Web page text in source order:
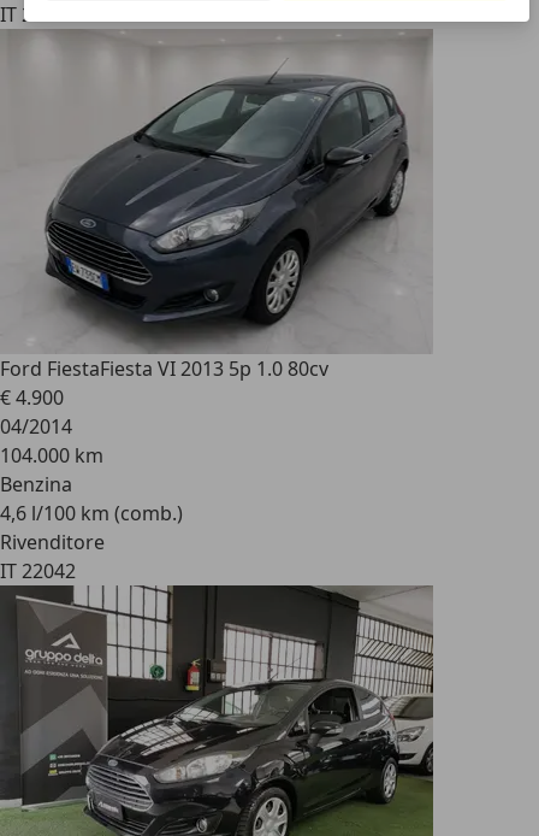
IT 20051
Ford FiestaFiesta VI 2013 5p 1.0 80cv
€ 4.900
04/2014
104.000 km
Benzina
4,6 l/100 km (comb.)
Rivenditore
IT 22042